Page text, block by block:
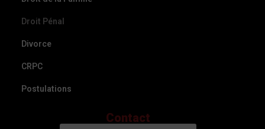
Droit Pénal
Divorce
CRPC
Postulations
Contact